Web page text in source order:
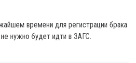
времени для регистрации брака
нужно будет идти в ЗАГС.